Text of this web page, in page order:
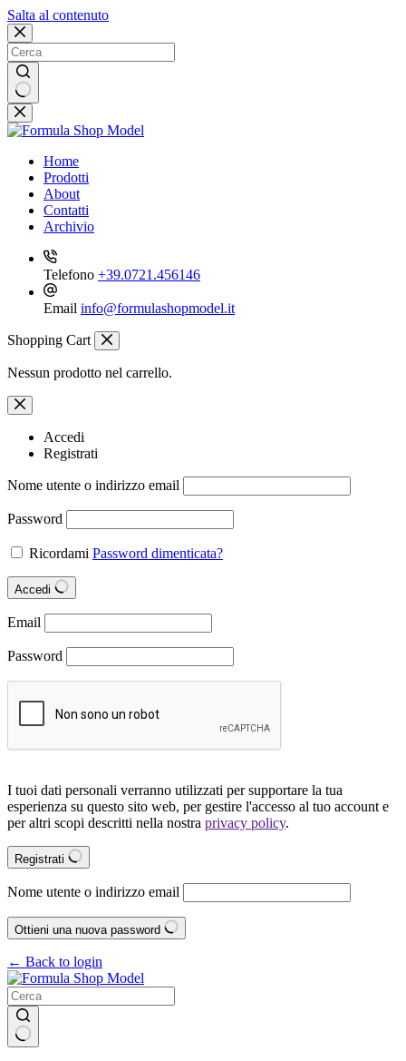
Salta al contenuto
Nessun
risultato
Home
Prodotti
About
Contatti
Archivio
Telefono +39.0721.456146
Email info@formulashopmodel.it
Shopping Cart
Nessun prodotto nel carrello.
Accedi
Registrati
Nome utente o indirizzo email
Password
Ricordami Password dimenticata?
Accedi
Email
Password
I tuoi dati personali verranno utilizzati per supportare la tua
esperienza su questo sito web, per gestire l'accesso al tuo account e
per altri scopi descritti nella nostra privacy policy.
Registrati
Nome utente o indirizzo email
Ottieni una nuova password
← Back to login